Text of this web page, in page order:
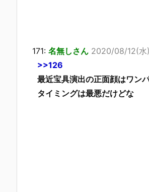
171: 名無しさん 2020/08/12(
>>126
最近宝具演出の正面顔はワン
タイミングは最悪だけどな